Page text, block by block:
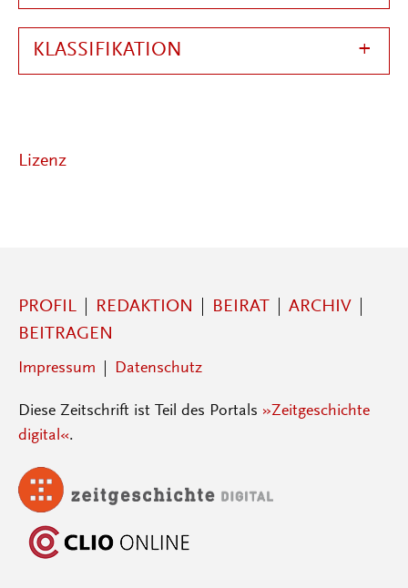
KLASSIFIKATION
Lizenz
PROFIL REDAKTION BEIRAT
ARCHIV
BEITRAGEN
Impressum Datenschutz
Diese Zeitschrift ist Teil des Portals »Zeitgeschichte
digital«.